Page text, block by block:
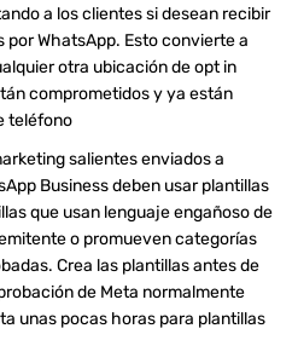
a los clientes si desean recibir
WhatsApp. Esto convierte a
otra ubicación de opt in
comprometidos y ya están
teléfono
salientes enviados a
Business deben usar plantillas
que usan lenguaje engañoso de
o promueven categorías
Crea las plantillas antes de
de Meta normalmente
unas pocas horas para plantillas